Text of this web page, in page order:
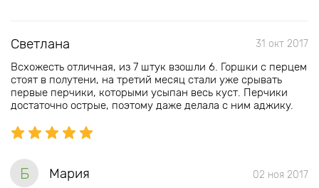
Светлана 31 окт 2017
Всхожесть отличная, из 7 штук взошли 6. Горшки с перцем
стоят в полутени, на третий месяц стали уже срывать
первые перчики, которыми усыпан весь куст. Перчики
достаточно острые, поэтому даже делала с ним аджику.
Б Мария 02 ноя 2017